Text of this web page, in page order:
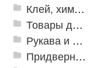
Клей, химия, сопутствующие товары
Товары для дома
Рукава и шланги промышленные
Придверные решетки